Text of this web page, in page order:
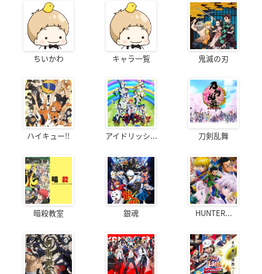
ちいかわ キャラ一覧 鬼滅の刃
ハイキュー!! アイドリッシ... 刀剣乱舞
暗殺教室 銀魂 HUNTER...